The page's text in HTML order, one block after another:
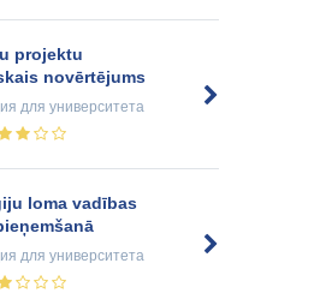
projektu
novērtējums
для университета
loma vadības
для университета